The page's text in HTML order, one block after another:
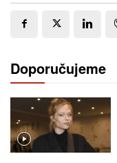
Doporučujeme